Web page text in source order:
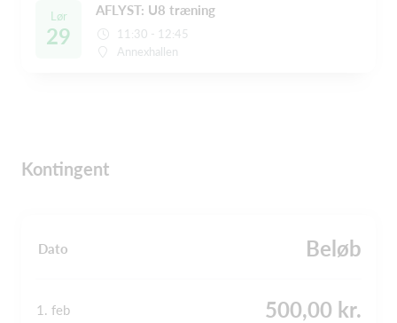
Lør
29
AFLYST: U8 træning
11:30 - 12:45
Annexhallen
Kontingent
Dato Beløb
1. feb 500,00 kr.